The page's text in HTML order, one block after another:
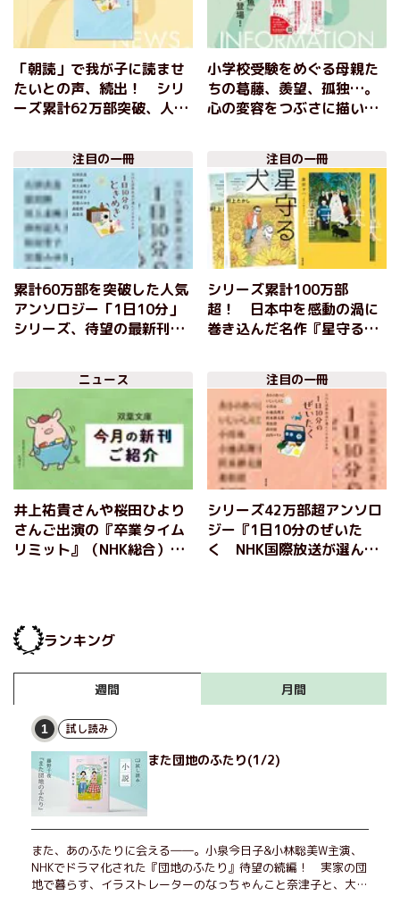
「朝読」で我が子に読ませ
たいとの声、続出！ シリ
ーズ累計62万部突破、人気
送が選んだ日本の名作」１
日10分シリーズ
小学校受験をめぐる母親た
ちの葛藤、羨望、孤独…。
心の変容をつぶさに描いた
ーで登場！『森に眠る魚』
角田光代
注目の一冊
累計60万部を突破した人気
アンソロジー「1日10分」
シリーズ、待望の最新刊！
名作』
注目の一冊
シリーズ累計100万部
超！ 日本中を感動の渦に
巻き込んだ名作『星守る
犬』村上たかし／『小説
星守る犬〈新装版〉』原田
マハが連続刊行！
ニュース
井上祐貴さんや桜田ひより
さんご出演の『卒業タイム
リミット』（NHK総合）
にご紹介！
注目の一冊
シリーズ42万部超アンソロ
ジー『1日10分のぜいた
く NHK国際放送が選んだ
ランキング
週間 月間
1 試し読み
また団地のふたり(1/2)
また、あのふたりに会える――。小泉今日子&小林聡美W主演、
NHKでドラマ化された『団地のふたり』待望の続編！ 実家の団
地で暮らす、イラストレーターのなっちゃんこと奈津子と、大学